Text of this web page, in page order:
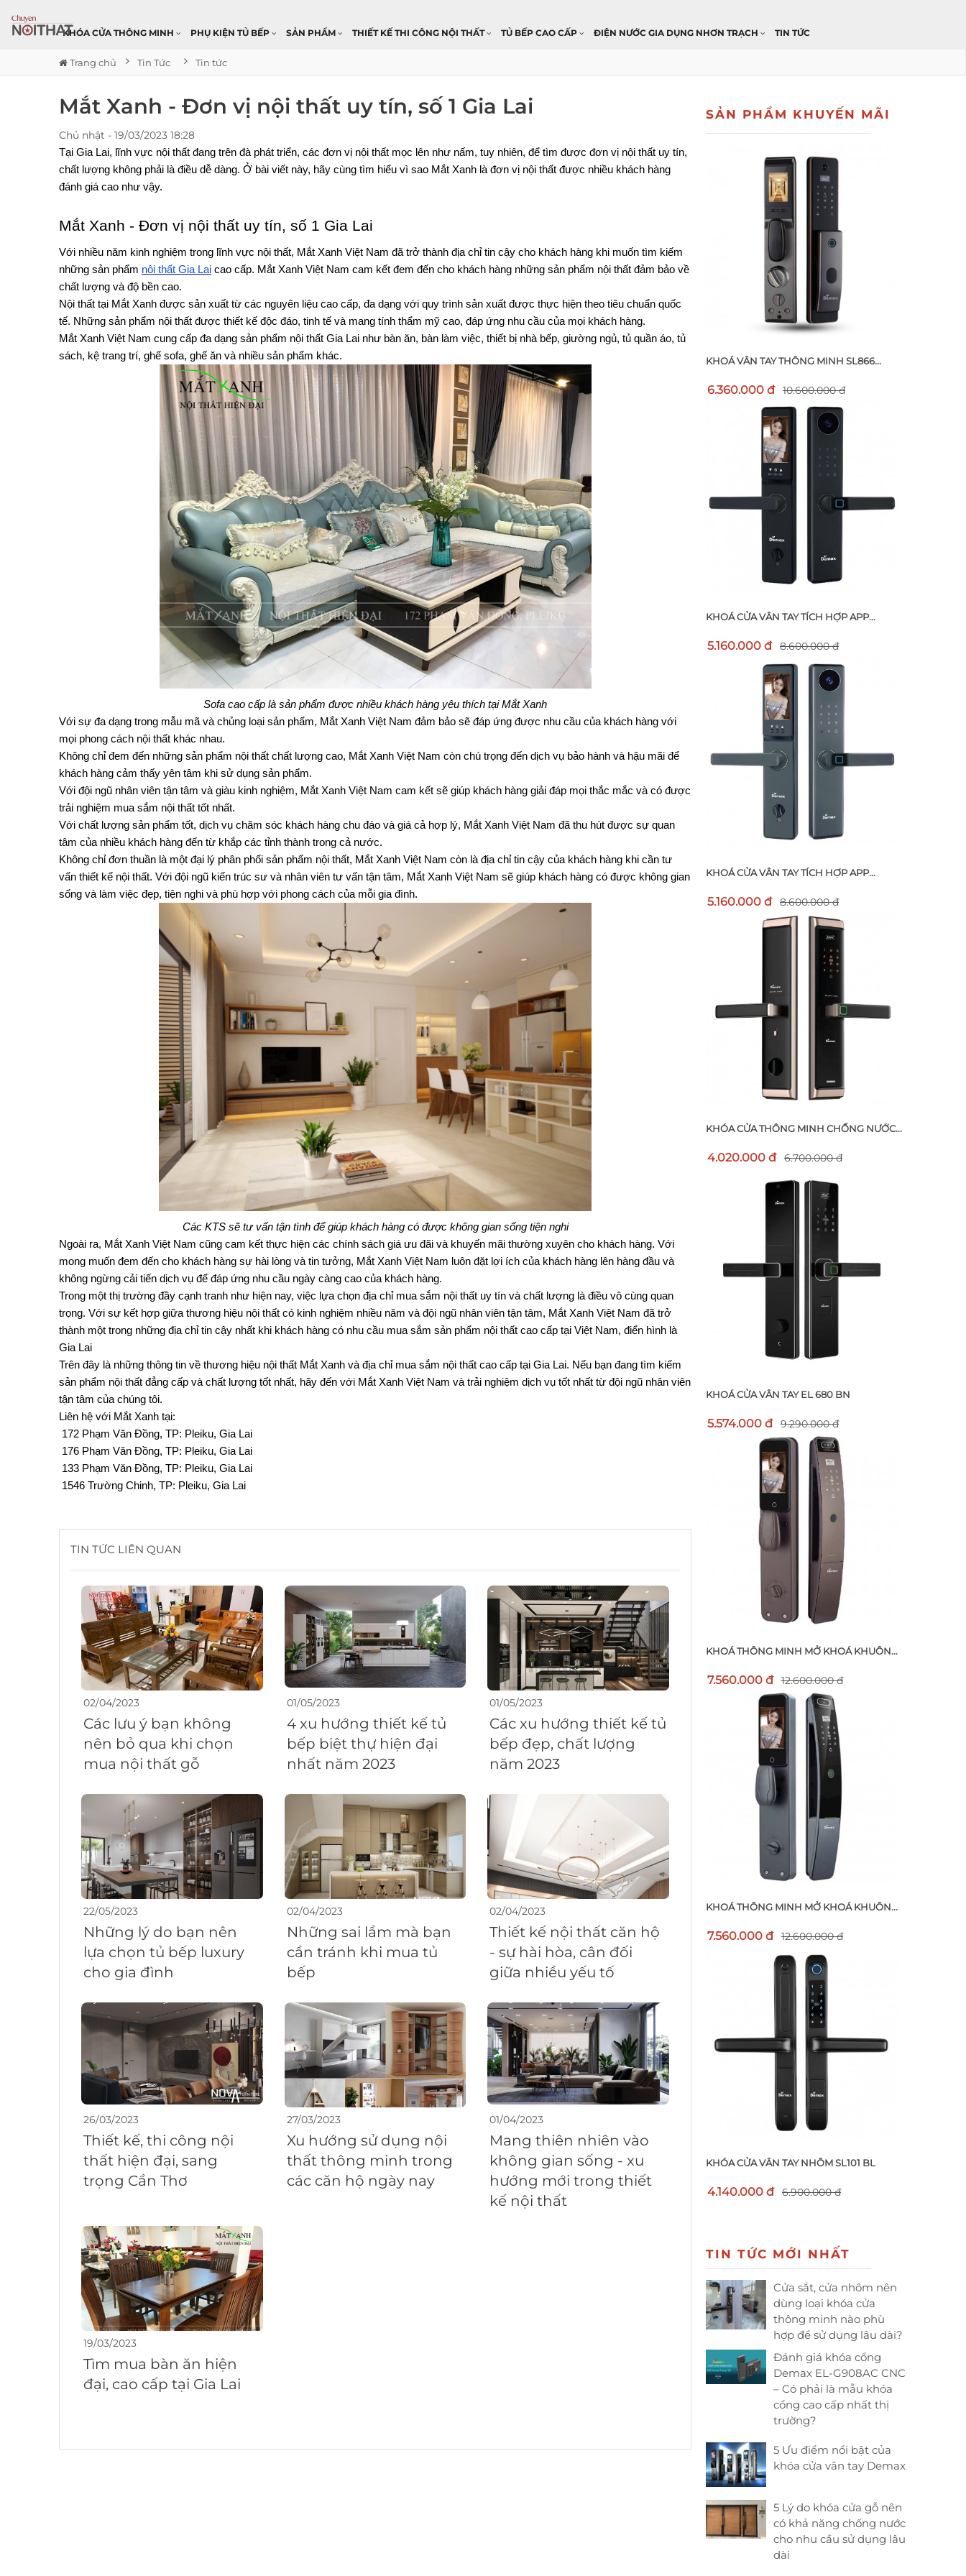
KHÓA CỬA THÔNG MINH PHỤ KIỆN TỦ BẾP SẢN PHẨM THIẾT KẾ THI CÔNG NỘI THẤT TỦ BẾP CAO CẤP ĐIỆN NƯỚC GIA DỤNG NHƠN TRẠCH TIN TỨC
Trang chủ Tin Tức Tin tức
Mắt Xanh - Đơn vị nội thất uy tín, số 1 Gia Lai
Chủ nhật - 19/03/2023 18:28
Tại Gia Lai, lĩnh vực nội thất đang trên đà phát triển, các đơn vị nội thất mọc lên như nấm, tuy nhiên, để tìm được đơn vị nội thất uy tín,
chất lượng không phải là điều dễ dàng. Ở bài viết này, hãy cùng tìm hiểu vì sao Mắt Xanh là đơn vị nội thất được nhiều khách hàng
đánh giá cao như vậy.
Mắt Xanh - Đơn vị nội thất uy tín, số 1 Gia Lai
Với nhiều năm kinh nghiệm trong lĩnh vực nội thất, Mắt Xanh Việt Nam đã trở thành địa chỉ tin cậy cho khách hàng khi muốn tìm kiếm
những sản phẩm nội thất Gia Lai cao cấp. Mắt Xanh Việt Nam cam kết đem đến cho khách hàng những sản phẩm nội thất đảm bảo về
chất lượng và độ bền cao.
Nội thất tại Mắt Xanh được sản xuất từ các nguyên liệu cao cấp, đa dạng với quy trình sản xuất được thực hiện theo tiêu chuẩn quốc
tế. Những sản phẩm nội thất được thiết kế độc đáo, tinh tế và mang tính thẩm mỹ cao, đáp ứng nhu cầu của mọi khách hàng.
Mắt Xanh Việt Nam cung cấp đa dạng sản phẩm nội thất Gia Lai như bàn ăn, bàn làm việc, thiết bị nhà bếp, giường ngủ, tủ quần áo, tủ
sách, kệ trang trí, ghế sofa, ghế ăn và nhiều sản phẩm khác.
Sofa cao cấp là sản phẩm được nhiều khách hàng yêu thích tại Mắt Xanh
Với sự đa dạng trong mẫu mã và chủng loại sản phẩm, Mắt Xanh Việt Nam đảm bảo sẽ đáp ứng được nhu cầu của khách hàng với
mọi phong cách nội thất khác nhau.
Không chỉ đem đến những sản phẩm nội thất chất lượng cao, Mắt Xanh Việt Nam còn chú trọng đến dịch vụ bảo hành và hậu mãi để
khách hàng cảm thấy yên tâm khi sử dụng sản phẩm.
Với đội ngũ nhân viên tận tâm và giàu kinh nghiệm, Mắt Xanh Việt Nam cam kết sẽ giúp khách hàng giải đáp mọi thắc mắc và có được
trải nghiệm mua sắm nội thất tốt nhất.
Với chất lượng sản phẩm tốt, dịch vụ chăm sóc khách hàng chu đáo và giá cả hợp lý, Mắt Xanh Việt Nam đã thu hút được sự quan
tâm của nhiều khách hàng đến từ khắp các tỉnh thành trong cả nước.
Không chỉ đơn thuần là một đại lý phân phối sản phẩm nội thất, Mắt Xanh Việt Nam còn là địa chỉ tin cậy của khách hàng khi cần tư
vấn thiết kế nội thất. Với đội ngũ kiến trúc sư và nhân viên tư vấn tận tâm, Mắt Xanh Việt Nam sẽ giúp khách hàng có được không gian
sống và làm việc đẹp, tiện nghi và phù hợp với phong cách của mỗi gia đình.
Các KTS sẽ tư vấn tận tình để giúp khách hàng có được không gian sống tiện nghi
Ngoài ra, Mắt Xanh Việt Nam cũng cam kết thực hiện các chính sách giá ưu đãi và khuyến mãi thường xuyên cho khách hàng. Với
mong muốn đem đến cho khách hàng sự hài lòng và tin tưởng, Mắt Xanh Việt Nam luôn đặt lợi ích của khách hàng lên hàng đầu và
không ngừng cải tiến dịch vụ để đáp ứng nhu cầu ngày càng cao của khách hàng.
Trong một thị trường đầy cạnh tranh như hiện nay, việc lựa chọn địa chỉ mua sắm nội thất uy tín và chất lượng là điều vô cùng quan
trọng. Với sự kết hợp giữa thương hiệu nội thất có kinh nghiệm nhiều năm và đội ngũ nhân viên tận tâm, Mắt Xanh Việt Nam đã trở
thành một trong những địa chỉ tin cậy nhất khi khách hàng có nhu cầu mua sắm sản phẩm nội thất cao cấp tại Việt Nam, điển hình là
Gia Lai
Trên đây là những thông tin về thương hiệu nội thất Mắt Xanh và địa chỉ mua sắm nội thất cao cấp tại Gia Lai. Nếu bạn đang tìm kiếm
sản phẩm nội thất đẳng cấp và chất lượng tốt nhất, hãy đến với Mắt Xanh Việt Nam và trải nghiệm dịch vụ tốt nhất từ đội ngũ nhân viên
tận tâm của chúng tôi.
Liên hệ với Mắt Xanh tại:
172 Phạm Văn Đồng, TP: Pleiku, Gia Lai
176 Phạm Văn Đồng, TP: Pleiku, Gia Lai
133 Phạm Văn Đồng, TP: Pleiku, Gia Lai
1546 Trường Chinh, TP: Pleiku, Gia Lai
TIN TỨC LIÊN QUAN
02/04/2023
Các lưu ý bạn không
nên bỏ qua khi chọn
mua nội thất gỗ
01/05/2023
4 xu hướng thiết kế tủ
bếp biệt thự hiện đại
nhất năm 2023
01/05/2023
Các xu hướng thiết kế tủ
bếp đẹp, chất lượng
năm 2023
22/05/2023
Những lý do bạn nên
lựa chọn tủ bếp luxury
cho gia đình
02/04/2023
Những sai lầm mà bạn
cần tránh khi mua tủ
bếp
02/04/2023
Thiết kế nội thất căn hộ
- sự hài hòa, cân đối
giữa nhiều yếu tố
26/03/2023
Thiết kế, thi công nội
thất hiện đại, sang
trọng Cần Thơ
27/03/2023
Xu hướng sử dụng nội
thất thông minh trong
các căn hộ ngày nay
01/04/2023
Mang thiên nhiên vào
không gian sống - xu
hướng mới trong thiết
kế nội thất
19/03/2023
Tìm mua bàn ăn hiện
đại, cao cấp tại Gia Lai
SẢN PHẨM KHUYẾN MÃI
KHOÁ VÂN TAY THÔNG MINH SL866...
6.360.000 đ 10.600.000 đ
KHOÁ CỬA VÂN TAY TÍCH HỢP APP...
5.160.000 đ 8.600.000 đ
KHOÁ CỬA VÂN TAY TÍCH HỢP APP...
5.160.000 đ 8.600.000 đ
KHÓA CỬA THÔNG MINH CHỐNG NƯỚC...
4.020.000 đ 6.700.000 đ
KHOÁ CỬA VÂN TAY EL 680 BN
5.574.000 đ 9.290.000 đ
KHOÁ THÔNG MINH MỞ KHOÁ KHUÔN...
7.560.000 đ 12.600.000 đ
KHOÁ THÔNG MINH MỞ KHOÁ KHUÔN...
7.560.000 đ 12.600.000 đ
KHÓA CỬA VÂN TAY NHÔM SL101 BL
4.140.000 đ 6.900.000 đ
TIN TỨC MỚI NHẤT
Cửa sắt, cửa nhôm nên
dùng loại khóa cửa
thông minh nào phù
hợp để sử dụng lâu dài?
Đánh giá khóa cổng
Demax EL-G908AC CNC
– Có phải là mẫu khóa
cổng cao cấp nhất thị
trường?
5 Ưu điểm nổi bật của
khóa cửa vân tay Demax
5 Lý do khóa cửa gỗ nên
có khả năng chống nước
cho nhu cầu sử dụng lâu
dài